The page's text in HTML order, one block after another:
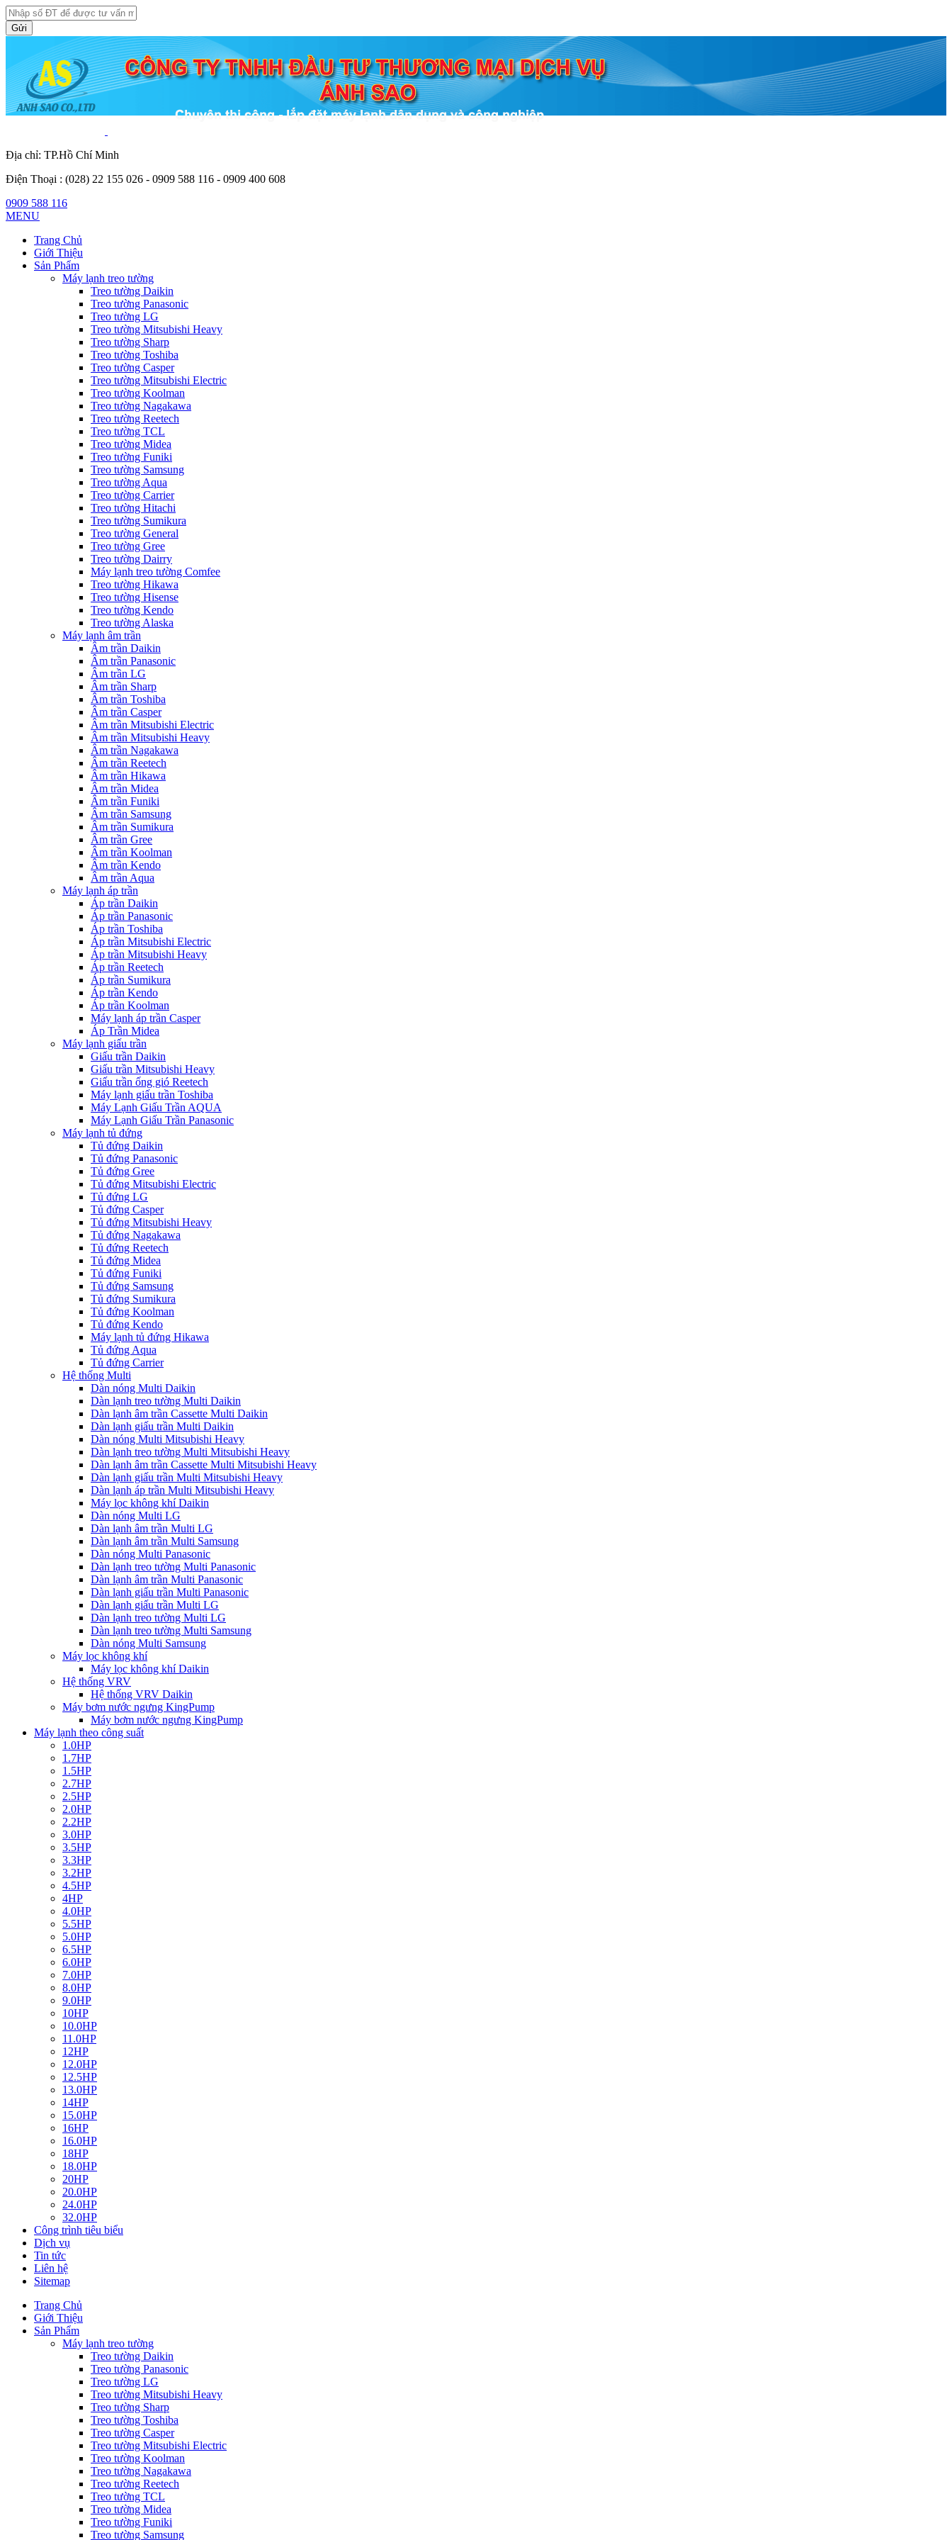
Gửi
Địa chỉ: TP.Hồ Chí Minh
Điện Thoại : (028) 22 155 026 - 0909 588 116 - 0909 400 608
0909 588 116
MENU
Trang Chủ
Giới Thiệu
Sản Phẩm
Máy lạnh treo tường
Treo tường Daikin
Treo tường Panasonic
Treo tường LG
Treo tường Mitsubishi Heavy
Treo tường Sharp
Treo tường Toshiba
Treo tường Casper
Treo tường Mitsubishi Electric
Treo tường Koolman
Treo tường Nagakawa
Treo tường Reetech
Treo tường TCL
Treo tường Midea
Treo tường Funiki
Treo tường Samsung
Treo tường Aqua
Treo tường Carrier
Treo tường Hitachi
Treo tường Sumikura
Treo tường General
Treo tường Gree
Treo tường Dairry
Máy lạnh treo tường Comfee
Treo tường Hikawa
Treo tường Hisense
Treo tường Kendo
Treo tường Alaska
Máy lạnh âm trần
Âm trần Daikin
Âm trần Panasonic
Âm trần LG
Âm trần Sharp
Âm trần Toshiba
Âm trần Casper
Âm trần Mitsubishi Electric
Âm trần Mitsubishi Heavy
Âm trần Nagakawa
Âm trần Reetech
Âm trần Hikawa
Âm trần Midea
Âm trần Funiki
Âm trần Samsung
Âm trần Sumikura
Âm trần Gree
Âm trần Koolman
Âm trần Kendo
Âm trần Aqua
Máy lạnh áp trần
Áp trần Daikin
Áp trần Panasonic
Áp trần Toshiba
Áp trần Mitsubishi Electric
Áp trần Mitsubishi Heavy
Áp trần Reetech
Áp trần Sumikura
Áp trần Kendo
Áp trần Koolman
Máy lạnh áp trần Casper
Áp Trần Midea
Máy lạnh giấu trần
Giấu trần Daikin
Giấu trần Mitsubishi Heavy
Giấu trần ống gió Reetech
Máy lạnh giấu trần Toshiba
Máy Lạnh Giấu Trần AQUA
Máy Lạnh Giấu Trần Panasonic
Máy lạnh tủ đứng
Tủ đứng Daikin
Tủ đứng Panasonic
Tủ đứng Gree
Tủ đứng Mitsubishi Electric
Tủ đứng LG
Tủ đứng Casper
Tủ đứng Mitsubishi Heavy
Tủ đứng Nagakawa
Tủ đứng Reetech
Tủ đứng Midea
Tủ đứng Funiki
Tủ đứng Samsung
Tủ đứng Sumikura
Tủ đứng Koolman
Tủ đứng Kendo
Máy lạnh tủ đứng Hikawa
Tủ đứng Aqua
Tủ đứng Carrier
Hệ thống Multi
Dàn nóng Multi Daikin
Dàn lạnh treo tường Multi Daikin
Dàn lạnh âm trần Cassette Multi Daikin
Dàn lạnh giấu trần Multi Daikin
Dàn nóng Multi Mitsubishi Heavy
Dàn lạnh treo tường Multi Mitsubishi Heavy
Dàn lạnh âm trần Cassette Multi Mitsubishi Heavy
Dàn lạnh giấu trần Multi Mitsubishi Heavy
Dàn lạnh áp trần Multi Mitsubishi Heavy
Máy lọc không khí Daikin
Dàn nóng Multi LG
Dàn lạnh âm trần Multi LG
Dàn lạnh âm trần Multi Samsung
Dàn nóng Multi Panasonic
Dàn lạnh treo tường Multi Panasonic
Dàn lạnh âm trần Multi Panasonic
Dàn lạnh giấu trần Multi Panasonic
Dàn lạnh giấu trần Multi LG
Dàn lạnh treo tường Multi LG
Dàn lạnh treo tường Multi Samsung
Dàn nóng Multi Samsung
Máy lọc không khí
Máy lọc không khí Daikin
Hệ thống VRV
Hệ thống VRV Daikin
Máy bơm nước ngưng KingPump
Máy bơm nước ngưng KingPump
Máy lạnh theo công suất
1.0HP
1.7HP
1.5HP
2.7HP
2.5HP
2.0HP
2.2HP
3.0HP
3.5HP
3.3HP
3.2HP
4.5HP
4HP
4.0HP
5.5HP
5.0HP
6.5HP
6.0HP
7.0HP
8.0HP
9.0HP
10HP
10.0HP
11.0HP
12HP
12.0HP
12.5HP
13.0HP
14HP
15.0HP
16HP
16.0HP
18HP
18.0HP
20HP
20.0HP
24.0HP
32.0HP
Công trình tiêu biểu
Dịch vụ
Tin tức
Liên hệ
Sitemap
Trang Chủ
Giới Thiệu
Sản Phẩm
Máy lạnh treo tường
Treo tường Daikin
Treo tường Panasonic
Treo tường LG
Treo tường Mitsubishi Heavy
Treo tường Sharp
Treo tường Toshiba
Treo tường Casper
Treo tường Mitsubishi Electric
Treo tường Koolman
Treo tường Nagakawa
Treo tường Reetech
Treo tường TCL
Treo tường Midea
Treo tường Funiki
Treo tường Samsung